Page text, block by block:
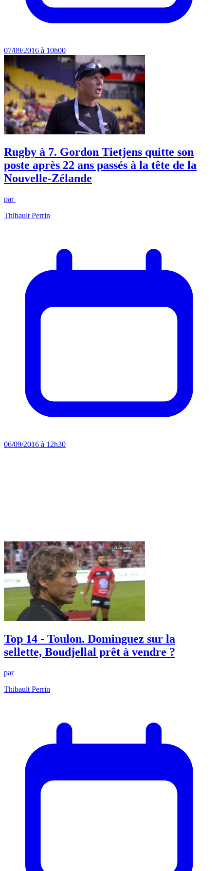
07/09/2016 à 10h00
Rugby à 7. Gordon Tietjens quitte son
poste après 22 ans passés à la tête de la
Nouvelle-Zélande
par
Thibault Perrin
06/09/2016 à 12h30
Top 14 - Toulon. Dominguez sur la
sellette, Boudjellal prêt à vendre ?
par
Thibault Perrin